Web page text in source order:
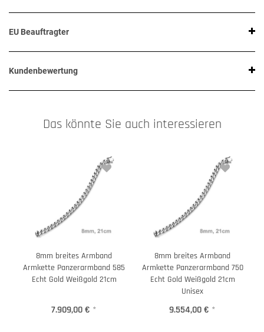
EU Beauftragter
Kundenbewertung
Das könnte Sie auch interessieren
8mm breites Armband
Armkette Panzerarmband 585
Echt Gold Weißgold 21cm
7.909,00 € *
8mm breites Armband
Armkette Panzerarmband 750
Echt Gold Weißgold 21cm
Unisex
9.554,00 € *